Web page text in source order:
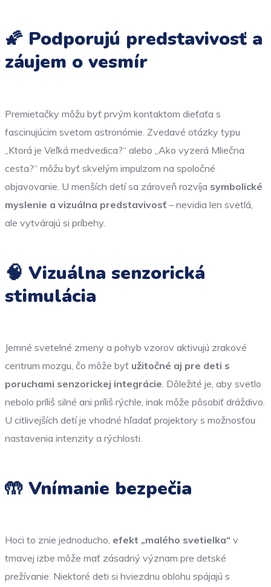
🌠 Podporujú predstavivosť a
záujem o vesmír
Premietačky môžu byť prvým kontaktom dieťaťa s
fascinujúcim svetom astronómie. Zvedavé otázky typu
„Ktorá je Veľká medvedica?“ alebo „Ako vyzerá Mliečna
cesta?“ môžu byť skvelým impulzom na spoločné
objavovanie. U menších detí sa zároveň rozvíja symbolické
myslenie a vizuálna predstavivosť – nevidia len svetlá,
ale vytvárajú si príbehy.
🧠 Vizuálna senzorická
stimulácia
Jemné svetelné zmeny a pohyb vzorov aktivujú zrakové
centrum mozgu, čo môže byť užitočné aj pre deti s
poruchami senzorickej integrácie . Dôležité je, aby svetlo
nebolo príliš silné ani príliš rýchle, inak môže pôsobiť dráždivo.
U citlivejších detí je vhodné hľadať projektory s možnosťou
nastavenia intenzity a rýchlosti.
🤲 Vnímanie bezpečia
Hoci to znie jednoducho, efekt „malého svetielka“ v
tmavej izbe môže mať zásadný význam pre detské
prežívanie. Niektoré deti si hviezdnu oblohu spájajú s